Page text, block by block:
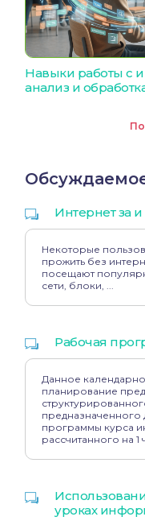
Навыки работы с
анализ и
Интернет за
Некоторые
прожить без
посещают
сети, блоки, ...
Рабочая
Данное
планирование
предназначенного
программы курса
рассчитанного на 1 ч.
уроках